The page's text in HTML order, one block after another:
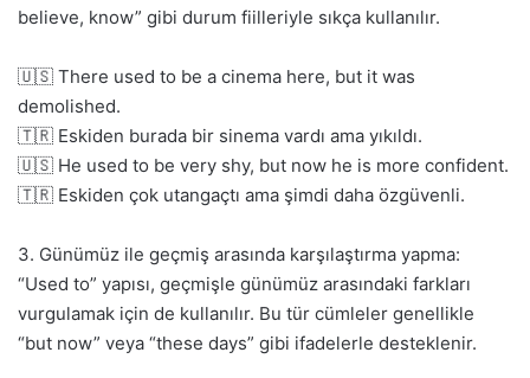
believe, know” gibi durum fiilleriyle sıkça kullanılır.
🇺🇸 There used to be a cinema here, but it was
demolished.
🇹🇷 Eskiden burada bir sinema vardı ama yıkıldı.
🇺🇸 He used to be very shy, but now he is more confident.
🇹🇷 Eskiden çok utangaçtı ama şimdi daha özgüvenli.
3. Günümüz ile geçmiş arasında karşılaştırma yapma:
“Used to” yapısı, geçmişle günümüz arasındaki farkları
vurgulamak için de kullanılır. Bu tür cümleler genellikle
“but now” veya “these days” gibi ifadelerle desteklenir.